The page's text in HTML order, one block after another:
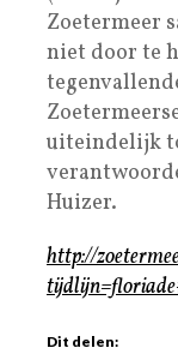
Zoetermeer
niet door te
uiteindelijk
Huizer.
http://
Dit delen: